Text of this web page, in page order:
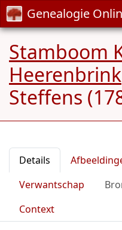
Genealogie
Stamboom
Heerenbrink
Steffens
Details
Verwantschap
Context